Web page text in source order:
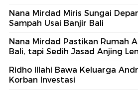
Nana Mirdad Miris Sungai
Sampah Usai Banjir Bali
Nana Mirdad Pastikan Rumah
Bali, tapi Sedih Jasad Anjing
Ridho Illahi Bawa Keluarga
Korban Investasi